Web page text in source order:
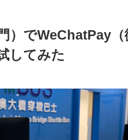
）でWeChatPay（
してみた